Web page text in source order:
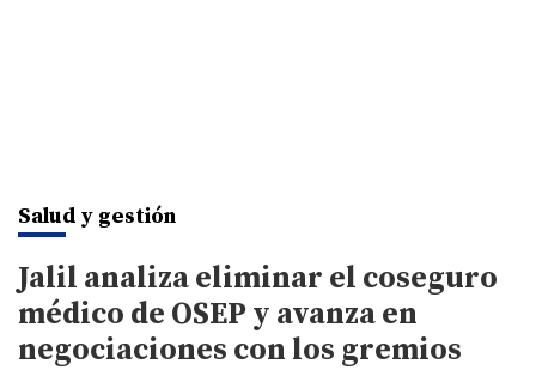
Salud y gestión
Jalil analiza eliminar el coseguro
médico de OSEP y avanza en
negociaciones con los gremios